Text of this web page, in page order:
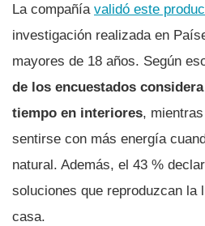
La compañía validó este
investigación realizada en
mayores de 18 años. Según
de los encuestados
tiempo en interiores,
sentirse con más energía
natural. Además, el 43 %
soluciones que reproduzcan la
casa.